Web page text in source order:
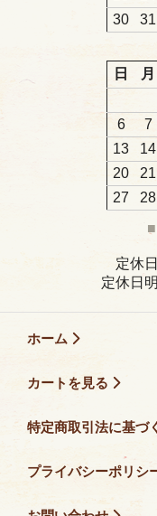
30
31
日
月
6
7
13
14
20
21
27
28
■
定休
定休日
ホーム
カートを見る
特定商取引法に基づ
プライバシーポリシ